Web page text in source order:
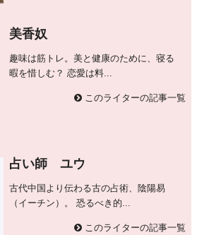
美香奴
趣味は筋トレ。美と健康のために、寝る
暇を惜しむ？ 恋愛は料...
このライターの記事一覧
占い師 ユウ
古代中国より伝わる古の占術、陰陽易
（イーチン）。 恐るべき的...
このライターの記事一覧